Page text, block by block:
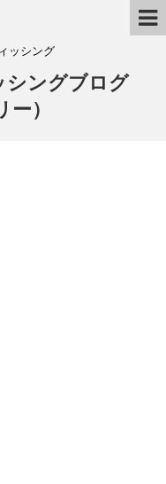
ッシング
シングブログ
）